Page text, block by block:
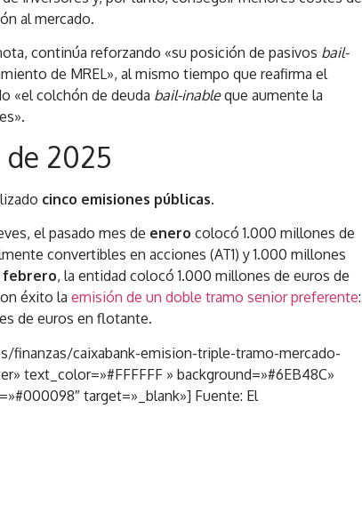
al mercado.
continúa reforzando «su posición de pasivos bail-
de MREL», al mismo tiempo que reafirma el
«el colchón de deuda bail-inableque aumente la
2025
cinco emisiones públicas.
el pasado mes de enerocolocó 1.000 millones de
convertibles en acciones (AT1) y 1.000 millones
febrero, la entidad colocó 1.000 millones de euros de
éxito laemisión de un doble tramo senior preferente:
de euros en flotante.
caixabank-emision-triple-tramo-mercado-
text_color=»#FFFFFF » background=»#6EB48C»
target=»_blank»] Fuente: El